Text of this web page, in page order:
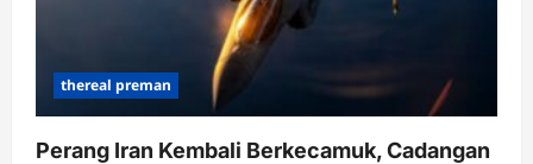
thereal preman
Perang Iran Kembali Berkecamuk, Cadangan